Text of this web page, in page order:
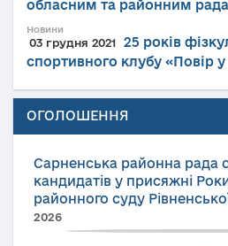
обласним та районним
Новини
03 грудня 2021
25 років
спортивного клубу «Повір у
ОГОЛОШЕННЯ
Сарненська районна рада
кандидатів у присяжні
районного суду
2026